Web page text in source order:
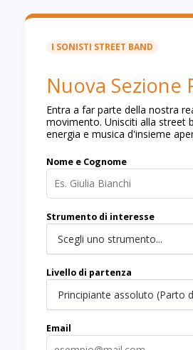
I SONISTI STREET BAND
Nuova Sezione
Entra a far parte della nostra
movimento. Unisciti alla street
energia e musica d'insieme
Nome e Cognome
Strumento di interesse
Scegli uno strumento...
Livello di partenza
Principiante assoluto (Parto
Email